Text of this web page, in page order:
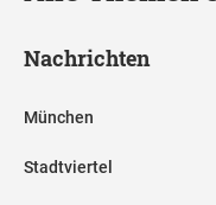
Nachrichten
München
Stadtviertel